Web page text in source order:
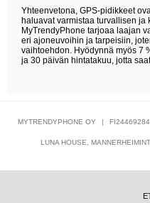
Yhteenvetona, GPS-pidikkeet
haluavat varmistaa turvallisen ja
MyTrendyPhone tarjoaa laajan
eri ajoneuvoihin ja tarpeisiin,
vaihtoehdon. Hyödynnä myös 7
ja 30 päivän hintatakuu, jotta
MYTRENDYPHONE OY | FI24469284
LUNA HOUSE,